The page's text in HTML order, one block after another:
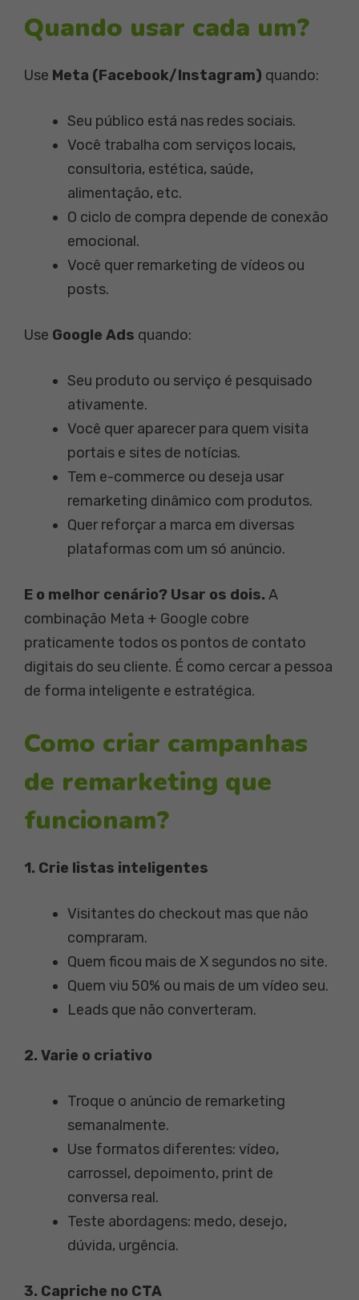
Quando usar cada um?
Use Meta (Facebook/Instagram) quando:
Seu público está nas redes sociais.
Você trabalha com serviços locais,
consultoria, estética, saúde,
alimentação, etc.
O ciclo de compra depende de conexão
emocional.
Você quer remarketing de vídeos ou
posts.
Use Google Ads quando:
Seu produto ou serviço é pesquisado
ativamente.
Você quer aparecer para quem visita
portais e sites de notícias.
Tem e-commerce ou deseja usar
remarketing dinâmico com produtos.
Quer reforçar a marca em diversas
plataformas com um só anúncio.
E o melhor cenário? Usar os dois. A
combinação Meta + Google cobre
praticamente todos os pontos de contato
digitais do seu cliente. É como cercar a pessoa
de forma inteligente e estratégica.
Como criar campanhas
de remarketing que
funcionam?
1. Crie listas inteligentes
Visitantes do checkout mas que não
compraram.
Quem ficou mais de X segundos no site.
Quem viu 50% ou mais de um vídeo seu.
Leads que não converteram.
2. Varie o criativo
Troque o anúncio de remarketing
semanalmente.
Use formatos diferentes: vídeo,
carrossel, depoimento, print de
conversa real.
Teste abordagens: medo, desejo,
dúvida, urgência.
3. Capriche no CTA